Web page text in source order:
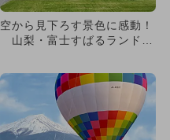
空から見下ろす景色に感動！
山梨・富士すばるランドで